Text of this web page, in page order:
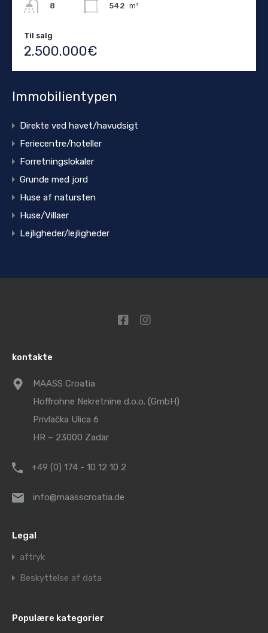
8
542 m²
Til salg
2.500.000€
Immobilientypen
Direkte ved havet/havudsigt
Feriecentre/hoteller
Forretningslokaler
Grunde med jord
Huse af natursten
Huse/Villaer
Lejligheder/lejligheder
kontakte
MAASS Croatia
Hoffrohne Nekretnine d.o.o. (GmbH)
Privlačka Ulica 6
HR – 23000 Zadar
+49 (0) 174 - 10 12 10 2
info@maasscroatia.de
Legal
aftryk
Beskyttelse af data
Populære kategorier